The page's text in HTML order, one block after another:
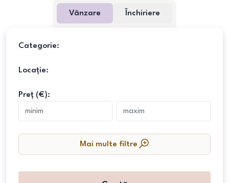
Vânzare Închiriere
Categorie:
Locație:
Preț (€):
Mai multe filtre